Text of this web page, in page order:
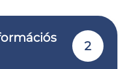
2